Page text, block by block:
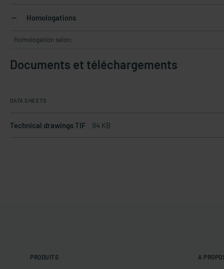
Homologations
Homologation selon:
Documents et téléchargements
DATA SHEETS
Technical drawings TIF 94 KB
PRODUITS A